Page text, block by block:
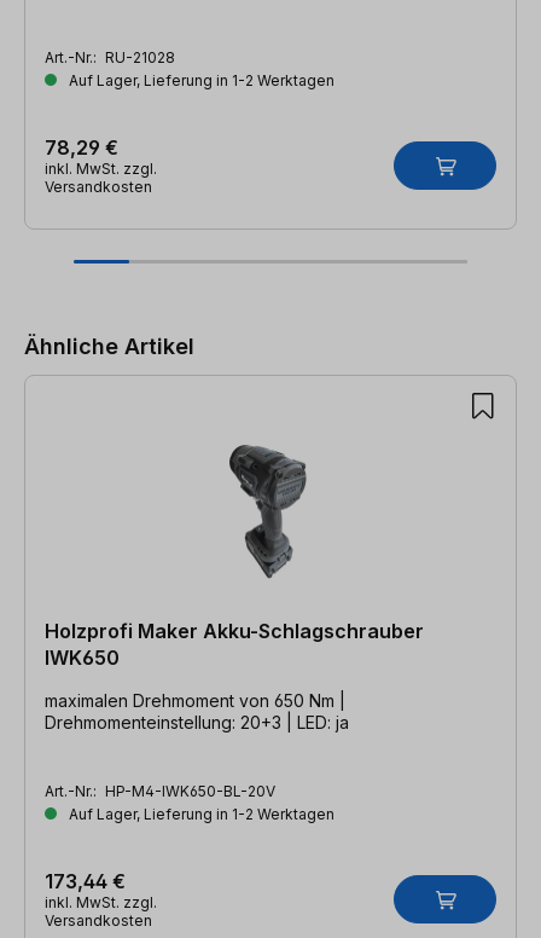
Art.-Nr.: RU-21028
Auf Lager, Lieferung in 1-2 Werktagen
78,29 €
inkl. MwSt. zzgl.
Versandkosten
Ähnliche Artikel
Holzprofi Maker Akku-Schlagschrauber
IWK650
maximalen Drehmoment von 650 Nm |
Drehmomenteinstellung: 20+3 | LED: ja
Art.-Nr.: HP-M4-IWK650-BL-20V
Auf Lager, Lieferung in 1-2 Werktagen
173,44 €
inkl. MwSt. zzgl.
Versandkosten